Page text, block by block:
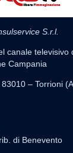
S.r.l.
canale televisivo
Campania
– Torrioni
di Benevento